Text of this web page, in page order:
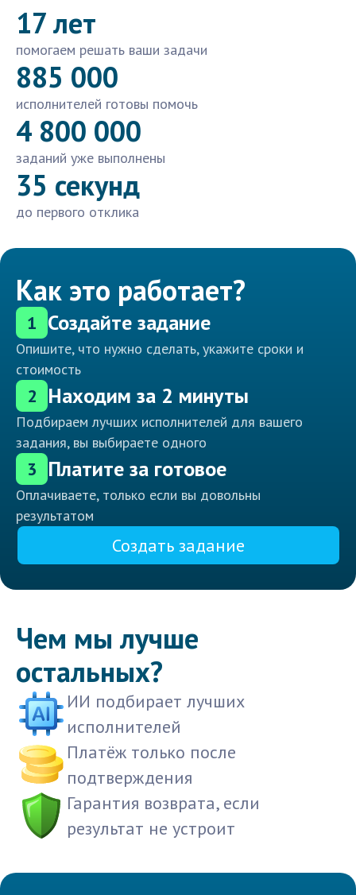
17 лет
помогаем решать ваши задачи
885 000
исполнителей готовы помочь
4 800 000
заданий уже выполнены
35 секунд
до первого отклика
Как это работает?
1 Создайте задание
Опишите, что нужно сделать, укажите сроки и
стоимость
2 Находим за 2 минуты
Подбираем лучших исполнителей для вашего
задания, вы выбираете одного
3 Платите за готовое
Оплачиваете, только если вы довольны
результатом
Создать задание
Чем мы лучше
остальных?
ИИ подбирает лучших
исполнителей
Платёж только после
подтверждения
Гарантия возврата, если
результат не устроит